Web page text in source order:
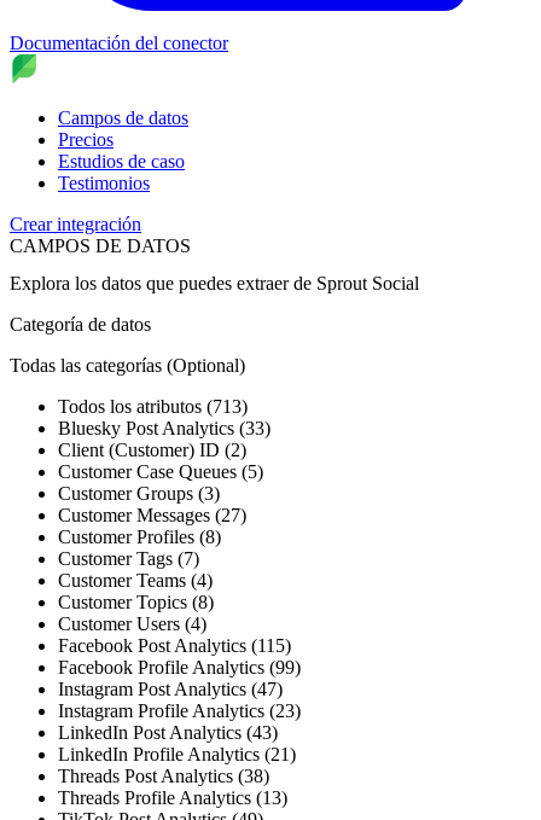
Documentación del conector
Campos de datos
Precios
Estudios de caso
Testimonios
Crear integración
CAMPOS DE DATOS
Explora los datos que puedes extraer de Sprout Social
Categoría de datos
Todas las categorías (Optional)
Todos los atributos (713)
Bluesky Post Analytics (33)
Client (Customer) ID (2)
Customer Case Queues (5)
Customer Groups (3)
Customer Messages (27)
Customer Profiles (8)
Customer Tags (7)
Customer Teams (4)
Customer Topics (8)
Customer Users (4)
Facebook Post Analytics (115)
Facebook Profile Analytics (99)
Instagram Post Analytics (47)
Instagram Profile Analytics (23)
LinkedIn Post Analytics (43)
LinkedIn Profile Analytics (21)
Threads Post Analytics (38)
Threads Profile Analytics (13)